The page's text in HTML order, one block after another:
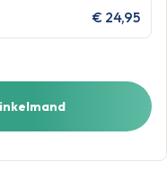
€ 24,95